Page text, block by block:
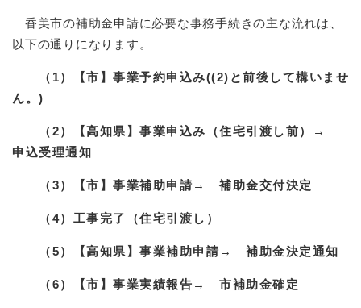
香美市の補助金申請に必要な事務手続きの主な流れは、
以下の通りになります。
（1）【市】事業予約申込み((2)と前後して構いませ
ん。)
（2）【高知県】事業申込み（住宅引渡し前）→
申込受理通知
（3）【市】事業補助申請→ 補助金交付決定
（4）工事完了（住宅引渡し）
（5）【高知県】事業補助申請→ 補助金決定通知
（6）【市】事業実績報告→ 市補助金確定